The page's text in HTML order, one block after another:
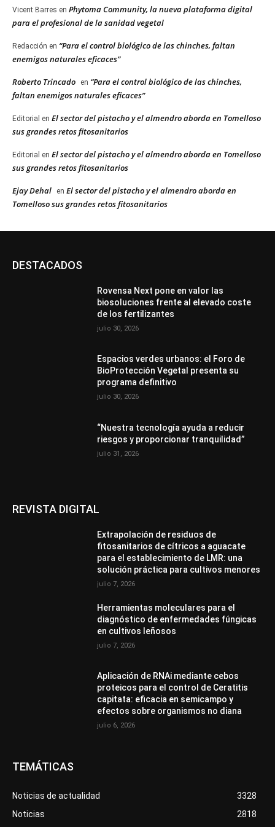
Vicent Barres en Phytoma Community, la nueva plataforma digital
para el profesional de la sanidad vegetal
Redacción en “Para el control biológico de las chinches, faltan
enemigos naturales eficaces”
Roberto Trincado en “Para el control biológico de las chinches,
faltan enemigos naturales eficaces”
Editorial en El sector del pistacho y el almendro aborda en Tomelloso
sus grandes retos fitosanitarios
Editorial en El sector del pistacho y el almendro aborda en Tomelloso
sus grandes retos fitosanitarios
Ejay Dehal en El sector del pistacho y el almendro aborda en
Tomelloso sus grandes retos fitosanitarios
DESTACADOS
Rovensa Next pone en valor las
biosoluciones frente al elevado coste
de los fertilizantes
julio 30, 2026
Espacios verdes urbanos: el Foro de
BioProtección Vegetal presenta su
programa definitivo
julio 30, 2026
“Nuestra tecnología ayuda a reducir
riesgos y proporcionar tranquilidad”
julio 31, 2026
REVISTA DIGITAL
Extrapolación de residuos de
fitosanitarios de cítricos a aguacate
para el establecimiento de LMR: una
solución práctica para cultivos menores
julio 7, 2026
Herramientas moleculares para el
diagnóstico de enfermedades fúngicas
en cultivos leñosos
julio 7, 2026
Aplicación de RNAi mediante cebos
proteicos para el control de Ceratitis
capitata: eficacia en semicampo y
efectos sobre organismos no diana
julio 6, 2026
TEMÁTICAS
Noticias de actualidad
3328
Noticias
2818